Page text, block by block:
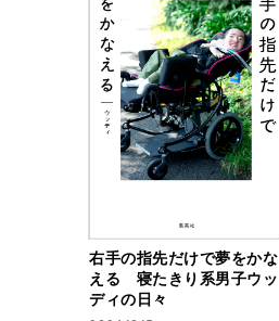
右手の指先だけで夢をかな
える 寝たきり系男子ウッ
ディの日々